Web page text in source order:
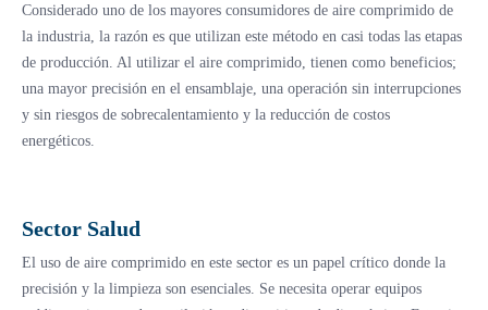
Considerado uno de los mayores consumidores de aire comprimido de
la industria, la razón es que utilizan este método en casi todas las etapas
de producción. Al utilizar el aire comprimido, tienen como beneficios;
una mayor precisión en el ensamblaje, una operación sin interrupciones
y sin riesgos de sobrecalentamiento y la reducción de costos
energéticos.
Sector Salud
El uso de aire comprimido en este sector es un papel crítico donde la
precisión y la limpieza son esenciales. Se necesita operar equipos